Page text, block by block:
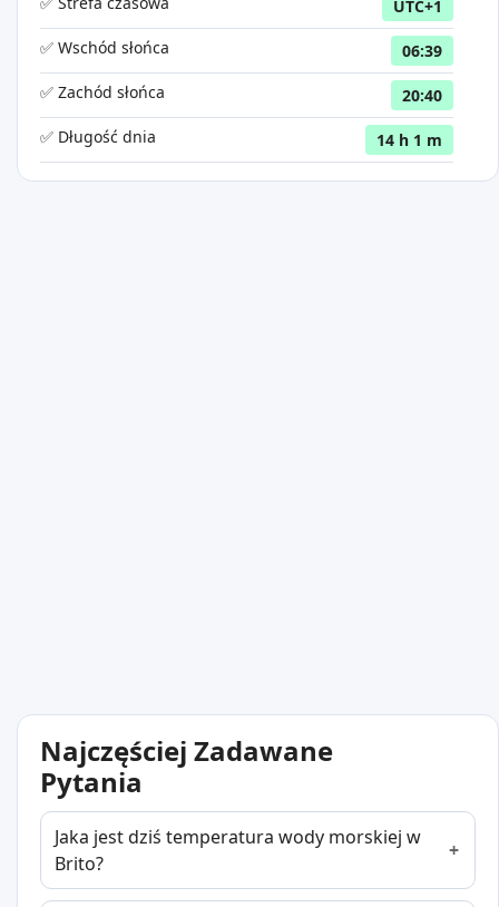
UTC+1
✅ Wschód słońca
06:39
✅ Zachód słońca
20:40
✅ Długość dnia
14 h 1 m
Najczęściej Zadawane
Pytania
Jaka jest dziś temperatura wody morskiej w
Brito?